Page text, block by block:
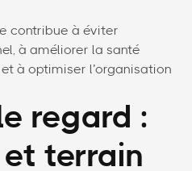
contribue à éviter
à améliorer la santé
à optimiser l’organisation
regard :
et terrain